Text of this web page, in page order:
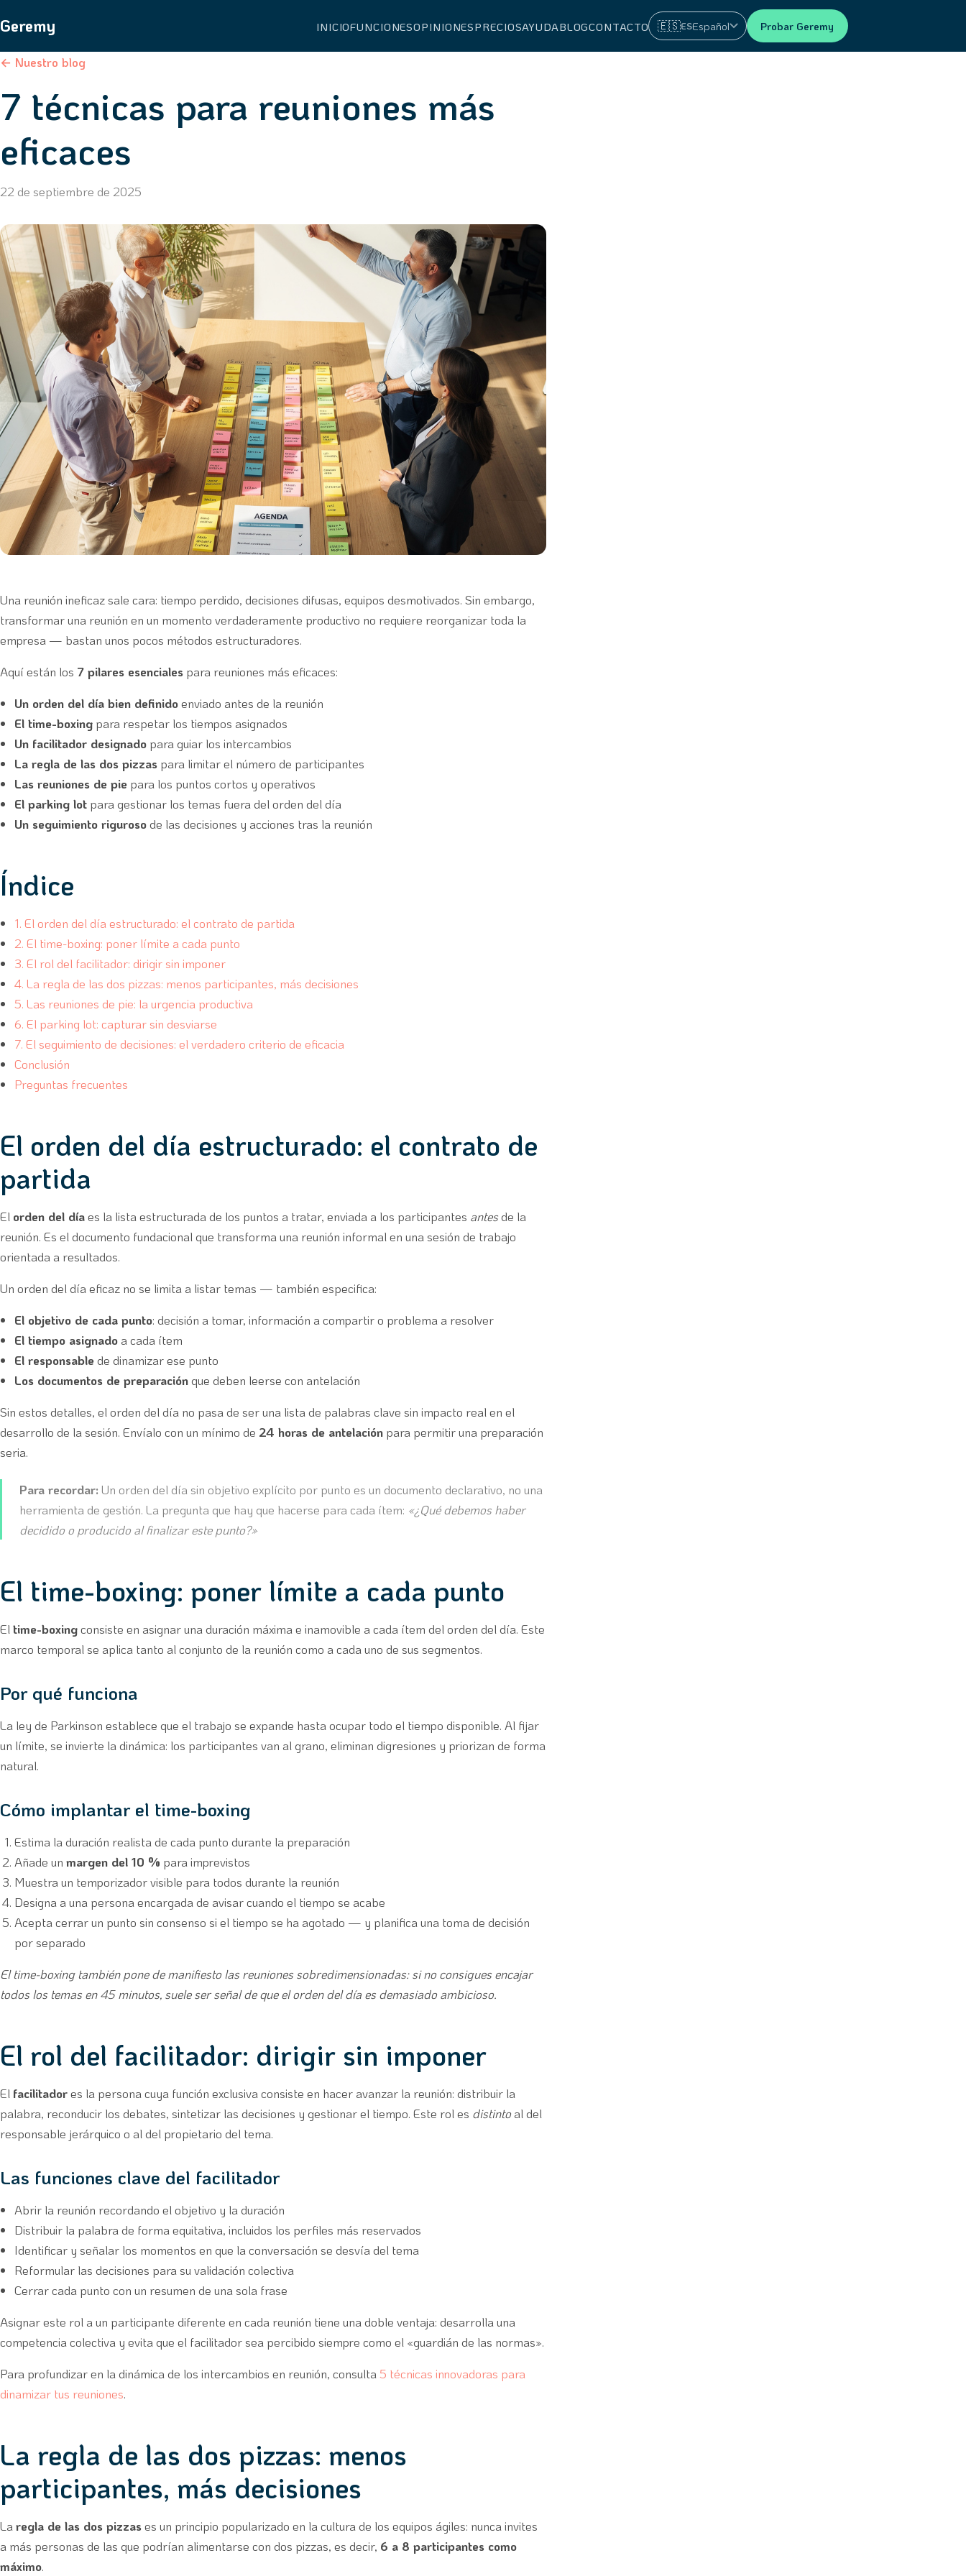
Geremy INICIOFUNCIONESOPINIONESPRECIOSAYUDABLOGCONTACTO 🇪🇸ESEspañol Probar Geremy
← Nuestro blog
7 técnicas para reuniones más
eficaces
22 de septiembre de 2025
Una reunión ineficaz sale cara: tiempo perdido, decisiones difusas, equipos desmotivados. Sin embargo,
transformar una reunión en un momento verdaderamente productivo no requiere reorganizar toda la
empresa — bastan unos pocos métodos estructuradores.
Aquí están los 7 pilares esenciales para reuniones más eficaces:
Un orden del día bien definidoenviado antes de la reunión
El time-boxing para respetar los tiempos asignados
Un facilitador designado para guiar los intercambios
La regla de las dos pizzas para limitar el número de participantes
Las reuniones de pie para los puntos cortos y operativos
El parking lot para gestionar los temas fuera del orden del día
Un seguimiento rigurosode las decisiones y acciones tras la reunión
Índice
1. El orden del día estructurado: el contrato de partida
2. El time-boxing: poner límite a cada punto
3. El rol del facilitador: dirigir sin imponer
4. La regla de las dos pizzas: menos participantes, más decisiones
5. Las reuniones de pie: la urgencia productiva
6. El parking lot: capturar sin desviarse
7. El seguimiento de decisiones: el verdadero criterio de eficacia
Conclusión
Preguntas frecuentes
El orden del día estructurado: el contrato de
partida
El orden del díaes la lista estructurada de los puntos a tratar, enviada a los participantes antesde la
reunión. Es el documento fundacional que transforma una reunión informal en una sesión de trabajo
orientada a resultados.
Un orden del día eficaz no se limita a listar temas — también especifica:
El objetivo de cada punto: decisión a tomar, información a compartir o problema a resolver
El tiempo asignado a cada ítem
El responsablede dinamizar ese punto
Los documentos de preparaciónque deben leerse con antelación
Sin estos detalles, el orden del día no pasa de ser una lista de palabras clave sin impacto real en el
desarrollo de la sesión. Envíalo con un mínimo de 24 horas de antelación para permitir una preparación
seria.
Para recordar: Un orden del día sin objetivo explícito por punto es un documento declarativo, no una
herramienta de gestión. La pregunta que hay que hacerse para cada ítem: «¿Qué debemos haber
decidido o producido al finalizar este punto?»
El time-boxing: poner límite a cada punto
El time-boxingconsiste en asignar una duración máxima e inamovible a cada ítem del orden del día. Este
marco temporal se aplica tanto al conjunto de la reunión como a cada uno de sus segmentos.
Por qué funciona
La ley de Parkinson establece que el trabajo se expande hasta ocupar todo el tiempo disponible. Al fijar
un límite, se invierte la dinámica: los participantes van al grano, eliminan digresiones y priorizan de forma
natural.
Cómo implantar el time-boxing
Estima la duración realista de cada punto durante la preparación
Añade un margen del 10 % para imprevistos
Muestra un temporizador visible para todos durante la reunión
Designa a una persona encargada de avisar cuando el tiempo se acabe
Acepta cerrar un punto sin consenso si el tiempo se ha agotado — y planifica una toma de decisión
por separado
El time-boxing también pone de manifiesto las reuniones sobredimensionadas: si no consigues encajar
todos los temas en 45 minutos, suele ser señal de que el orden del día es demasiado ambicioso.
El rol del facilitador: dirigir sin imponer
El facilitadores la persona cuya función exclusiva consiste en hacer avanzar la reunión: distribuir la
palabra, reconducir los debates, sintetizar las decisiones y gestionar el tiempo. Este rol es distinto al del
responsable jerárquico o al del propietario del tema.
Las funciones clave del facilitador
Abrir la reunión recordando el objetivo y la duración
Distribuir la palabra de forma equitativa, incluidos los perfiles más reservados
Identificar y señalar los momentos en que la conversación se desvía del tema
Reformular las decisiones para su validación colectiva
Cerrar cada punto con un resumen de una sola frase
Asignar este rol a un participante diferente en cada reunión tiene una doble ventaja: desarrolla una
competencia colectiva y evita que el facilitador sea percibido siempre como el «guardián de las normas».
Para profundizar en la dinámica de los intercambios en reunión, consulta 5 técnicas innovadoras para
dinamizar tus reuniones.
La regla de las dos pizzas: menos
participantes, más decisiones
La regla de las dos pizzases un principio popularizado en la cultura de los equipos ágiles: nunca invites
a más personas de las que podrían alimentarse con dos pizzas, es decir, 6 a 8 participantes como
máximo.